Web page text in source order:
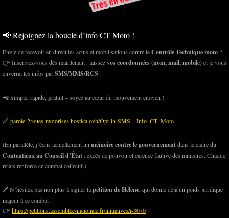
📢 Rejoignez la boucle d’info CT Moto !
Envie de recevoir en direct les actus et mobilisations contre leContrôle Technique moto ?
👉 Inscrivez-vous dès maintenant : laissezvos coordonnées (nom, mail, mobile)et je vous
enverrai les infos parSMS/MMS/RCS.
📲 Simple, rapide, gratuit – soyez au cœur du mouvement citoyen !
🔗parole-2roues-motorises.hostica.ovh/Opt-in-SMS---Info_CT_Moto
(En parallèle, j’écris actuellement un mémoire contre le gouvernementdans le cadre du
Contentieux au Conseil d’État : excès de pouvoir et carence fautive des ministres. Chaque
relais renforce ce combat collectif.)
🖊️ N’hésitez pas non plus à signer lapétition de Hélène , qui donne déjà un poids juridique
majeur à ce combat :
👉 https://petitions.assemblee-nationale.fr/initiatives/i-3070